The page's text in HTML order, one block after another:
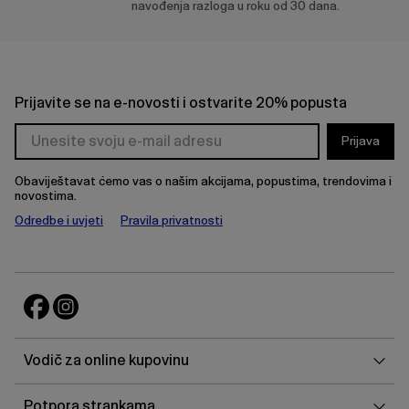
navođenja razloga u roku od 30 dana.
Prijavite se na e-novosti i ostvarite 20% popusta
Prijava
Obaviještavat ćemo vas o našim akcijama, popustima, trendovima i
novostima.
Odredbe i uvjeti
Pravila privatnosti
Vodič za online kupovinu